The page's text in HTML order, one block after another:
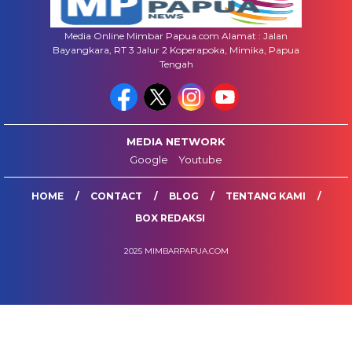
Media Online Mimbar Papua.com Alamat : Jalan
Bayangkara, RT 3 Jalur 2 Koperapoka, Mimika, Papua
Tengah
MEDIA NETWORK
Google
Youtube
HOME CONTACT BLOG
TENTANG KAMI
BOX REDAKSI
2025 MIMBARPAPUA.COM